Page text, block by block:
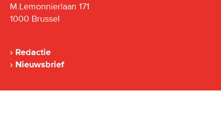
M.Lemonnierlaan 171
1000 Brussel
Redactie
Nieuwsbrief